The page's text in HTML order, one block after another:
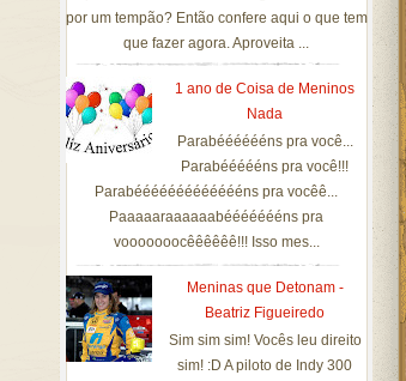
por um tempão? Então confere aqui o que tem
que fazer agora. Aproveita ...
1 ano de Coisa de Meninos
Nada
Parabééééééns pra você...
Parabéééééns pra você!!!
Parabéééééééééééééns pra vocêê...
Paaaaaraaaaaabéééééééns pra
vooooooocêêêêêê!!! Isso mes...
Meninas que Detonam -
Beatriz Figueiredo
Sim sim sim! Vocês leu direito
sim! :D A piloto de Indy 300